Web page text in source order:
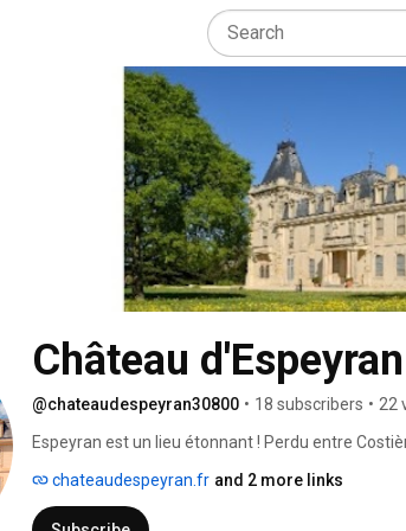
Château d'Espeyran
@chateaudespeyran30800 • 18 subscribers • 22
Espeyran est un lieu étonnant ! Perdu entre
culture et il illustre parfaitement le savoir faire de
Comment en sommes nous arrivés là ?
chateaudespeyran.fr and 2 more links